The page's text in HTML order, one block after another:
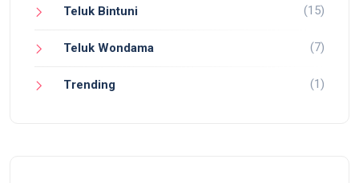
Teluk Bintuni (15)
Teluk Wondama (7)
Trending (1)